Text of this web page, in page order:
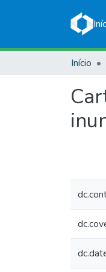
Início